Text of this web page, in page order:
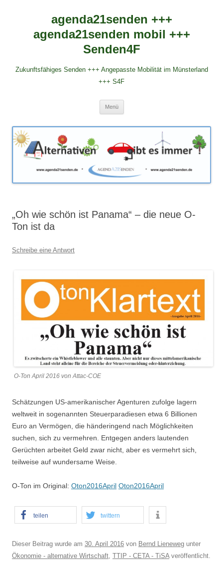
agenda21senden +++
agenda21senden mobil +++
Senden4F
Zukunftsfähiges Senden +++ Angepasste Mobilität im Münsterland
+++ S4F
Menü
„Oh wie schön ist Panama“ – die neue O-
Ton ist da
Schreibe eine Antwort
O-Ton April 2016 von Attac-COE
Schätzungen US-amerikanischer Agenturen zufolge lagern
weltweit in sogenannten Steuerparadiesen etwa 6 Billionen
Euro an Vermögen, die händeringend nach Möglichkeiten
suchen, sich zu vermehren. Entgegen anders lautenden
Gerüchten arbeitet Geld zwar nicht, aber es vermehrt sich,
teilweise auf wundersame Weise.
O-Ton im Original: Oton2016April Oton2016April
teilen twittern
Dieser Beitrag wurde am 30. April 2016 von Bernd Lieneweg unter
Ökonomie - alternative Wirtschaft TTIP - CETA - TiSA veröffentlicht.